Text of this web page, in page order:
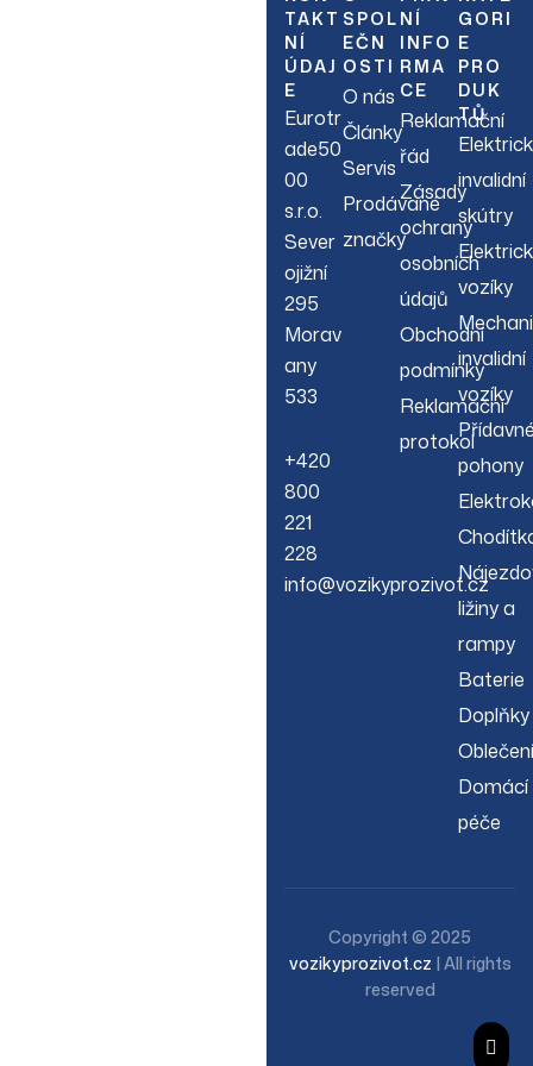
TAKT
NÍ
ÚDAJ
E
Eurotr
ade50
00
s.r.o.
Sever
ojižní
295
Morav
any
533
+420
800
221
228
info@vozikyprozivot.cz
SPOL
EČN
OSTI
O nás
Články
Servis
Prodávané
značky
NÍ
INFO
RMA
CE
Reklamační
řád
Zásady
ochrany
osobních
údajů
Obchodní
podmínky
Reklamační
protokol
GORI
E
PRO
DUK
TŮ
invalidní
skútry
vozíky
invalidní
vozíky
pohony
ližiny a
rampy
Baterie
Doplňky
Oblečení
Domácí
péče
Copyright © 2025
vozikyprozivot.cz | All rights
reserved